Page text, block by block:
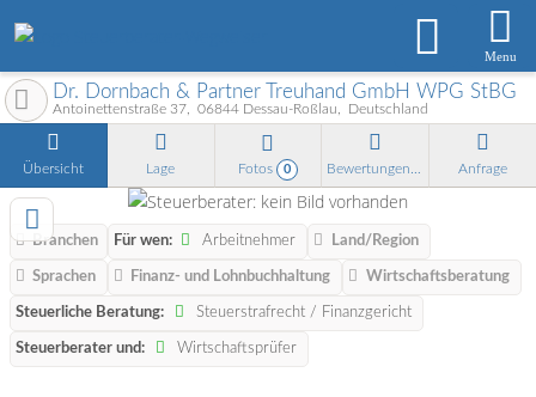
Menu
Dr. Dornbach & Partner Treuhand GmbH WPG StBG
Antoinettenstraße 37 06844 Dessau-Roßlau Deutschland
Übersicht Lage Fotos 0 Anfrage
Branchen Für wen: Arbeitnehmer Land/Region
Sprachen Finanz- und Lohnbuchhaltung Wirtschaftsberatung
Steuerliche Beratung: Steuerstrafrecht / Finanzgericht
Steuerberater und: Wirtschaftsprüfer